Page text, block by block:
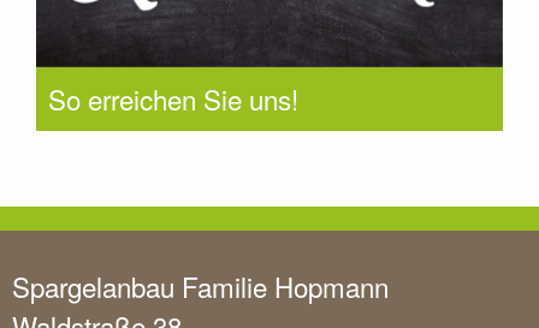
So erreichen Sie uns!
Spargelanbau Familie Hopmann